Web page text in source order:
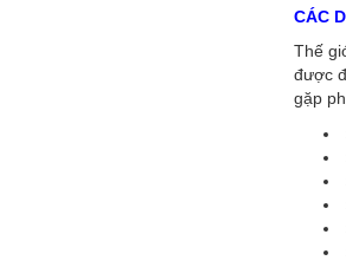
CÁC
Thế
được
gặp